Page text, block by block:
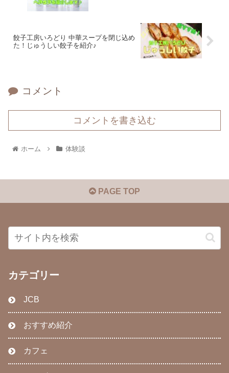
餃子工房いろどり 中華スープを閉じ込め
た！じゅうしい餃子を紹介♪
コメント
コメントを書き込む
ホーム 体験談
PAGE TOP
カテゴリー
JCB
おすすめ紹介
カフェ